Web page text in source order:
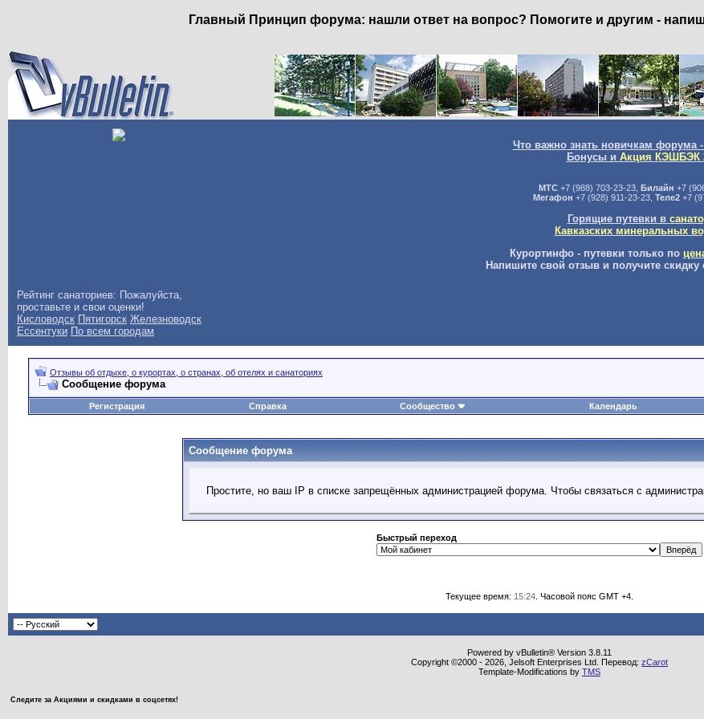
Главный Принцип форума: нашли ответ на вопрос? Помогите и другим -
Что важно знать новичкам форума -
Бонусы и Акция КЭШБЭК
МТС+7 (988) 703-23-23, Билайн +7
Мегафон +7 (928) 911-23-23, Теле2+7
Горящие путевки в
Кавказских минеральных
Курортинфо - путевки только по
Напишите свой отзыв и получите скидку
Рейтинг санаториев: Пожалуйста,
проставьте и свои оценки!
Кисловодск Пятигорск Железноводск
Ессентуки По всем городам
Отзывы об отдыхе, о курортах, о странах, об отелях и санаториях
Сообщение форума
Регистрация
Справка Сообщество Календарь
Сообщение форума
Простите, но ваш IP в списке запрещённых администрацией форума. Чтобы связаться с
Быстрый переход
Текущее время: 15:24 . Часовой пояс GMT +4.
Powered by vBulletin® Version 3.8.11
Copyright ©2000 - 2026, Jelsoft Enterprises Ltd. Перевод: zCarot
Template-Modifications by TMS
Следите за Акциями и скидками в соцсетях!